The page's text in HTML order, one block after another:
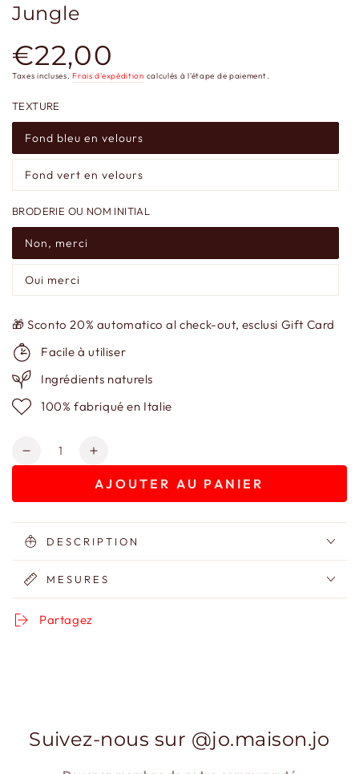
Jungle
Prix
normal
€22,00
Taxes incluses.Frais d'expédition calculés à l'étape de paiement.
TEXTURE
Fond bleu en velours
Fond vert en velours
BRODERIE OU NOM INITIAL
Non, merci
Oui merci
🎁 Sconto 20% automatico al check-out, esclusi Gift Card
Facile à utiliser
Ingrédients naturels
100% fabriqué en Italie
Quantité
Réduire
Trousse
à
maquillage
en
Augmenter
quantité
Trousse
à
maquillage
en
AJOUTER AU PANIER
DESCRIPTION
MESURES
Partagez
Suivez-nous sur @jo.maison.jo